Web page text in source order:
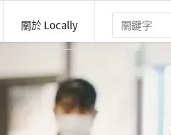
關於 Locally